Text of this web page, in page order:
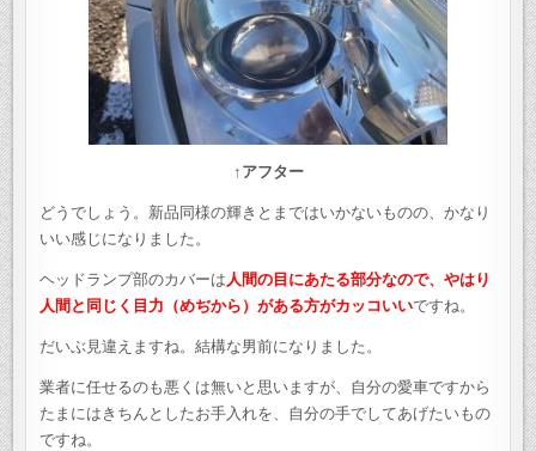
↑アフター
どうでしょう。新品同様の輝きとまではいかないものの、かなり
いい感じになりました。
ヘッドランプ部のカバーは人間の目にあたる部分なので、やはり
人間と同じく目力（めぢから）がある方がカッコいいですね。
だいぶ見違えますね。結構な男前になりました。
業者に任せるのも悪くは無いと思いますが、自分の愛車ですから
たまにはきちんとしたお手入れを、自分の手でしてあげたいもの
ですね。